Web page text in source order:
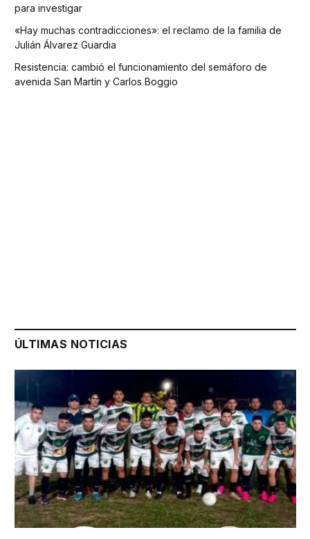
para investigar
«Hay muchas contradicciones»: el reclamo de la familia de
Julián Álvarez Guardia
Resistencia: cambió el funcionamiento del semáforo de
avenida San Martín y Carlos Boggio
ÚLTIMAS NOTICIAS